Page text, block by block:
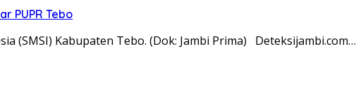
PUPR Tebo
(SMSI) Kabupaten Tebo. (Dok: Jambi Prima) Deteksijambi.com…